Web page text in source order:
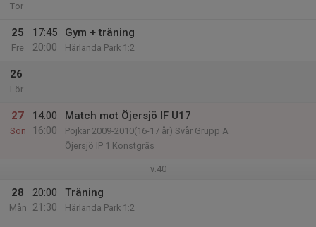
Tor
25
Fre
17:45
20:00
Gym + träning
Härlanda Park 1:2
26
Lör
27
Sön
14:00
16:00
Match mot Öjersjö IF U17
Pojkar 2009-2010(16-17 år) Svår Grupp A
Öjersjö IP 1 Konstgräs
v.40
28
Mån
20:00
21:30
Träning
Härlanda Park 1:2